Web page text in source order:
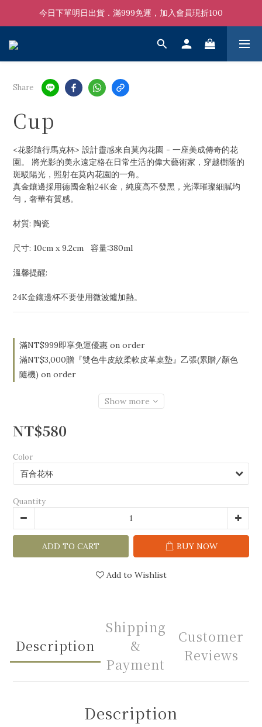
今日下單明日出貨．滿999免運，加入會員現折100
Share
Cup
<花影隨行馬克杯> 設計靈感來自莫內花園 - 一座美成傳奇的花
園。 將光影的美永遠定格在日常生活的偉大藝術家，穿越樹蔭的
斑駁陽光，照射在莫內花園的一角。
真金鑲邊採用德國金釉24K金，純度高不發黑，光澤璀璨細膩均
勻，奢華有質感。
材質: 陶瓷
尺寸: 10cm x 9.2cm   容量:380ml
溫馨提醒:
24K金鑲邊杯不要使用微波爐加熱。
滿NT$999即享免運優惠 on order
滿NT$3,000贈『雙色牛皮紋柔軟皮革桌墊』乙張(累贈/顏色
隨機) on order
Show more
NT$580
Color
Quantity
ADD TO CART BUY NOW
Add to Wishlist
Description
Shipping
&
Payment
Customer
Reviews
Description